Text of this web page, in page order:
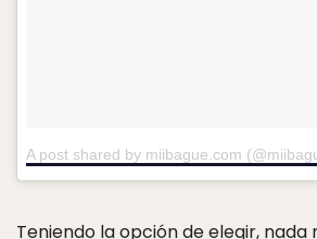
A post shared by miibague.com
Teniendo la opción de elegir, nada